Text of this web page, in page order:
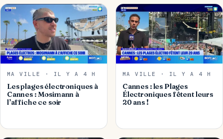
MA VILLE · IL Y A 4 H
Les plages électroniques à
Cannes : Mosimann à
l’affiche ce soir
MA VILLE · IL Y A 4 H
Cannes : les Plages
Électroniques fêtent leurs
20 ans !